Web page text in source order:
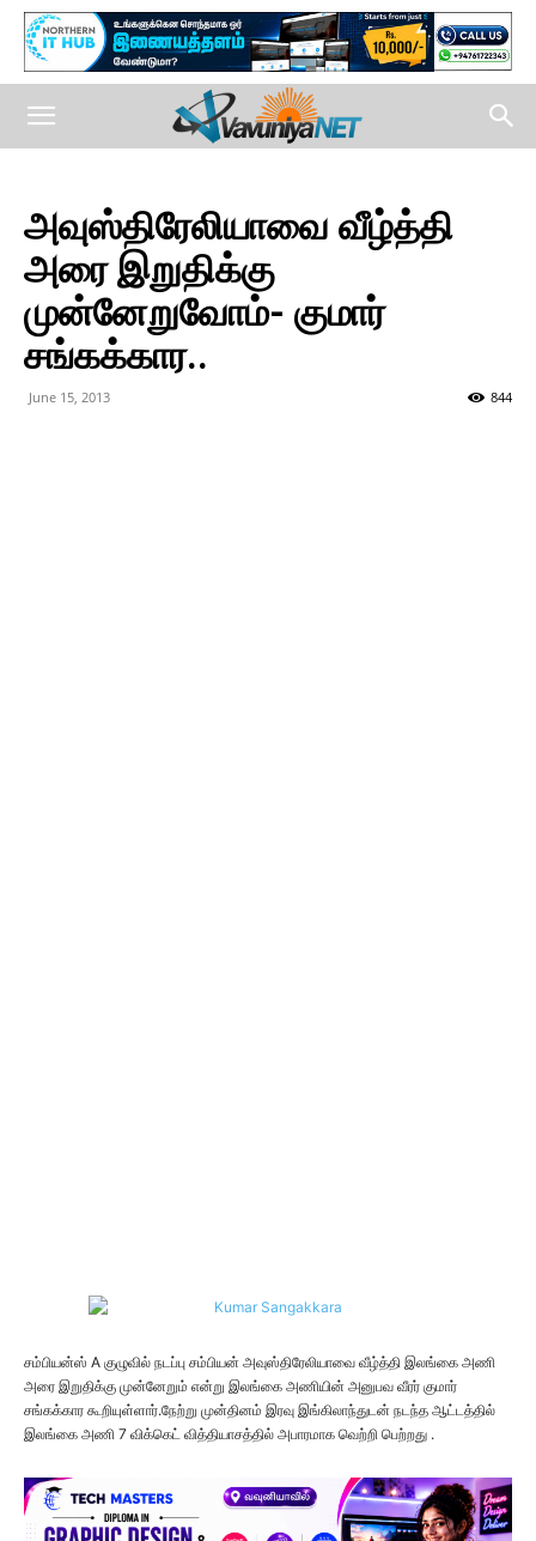
அவுஸ்திரேலியாவை வீழ்த்தி
அரை இறுதிக்கு
முன்னேறுவோம்- குமார்
சங்கக்கார..
June 15, 2013 844
சம்பியன்ஸ் A குழுவில் நடப்பு சம்பியன் அவுஸ்திரேலியாவை வீழ்த்தி இலங்கை அணி
அரை இறுதிக்கு முன்னேறும் என்று இலங்கை அணியின் அனுபவ வீரர் குமார்
சங்கக்கார கூறியுள்ளார்.நேற்று முன்தினம் இரவு இங்கிலாந்துடன் நடந்த ஆட்டத்தில்
இலங்கை அணி 7 விக்கெட் வித்தியாசத்தில் அபாரமாக வெற்றி பெற்றது .